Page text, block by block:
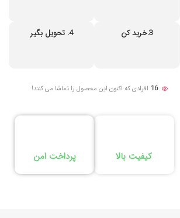
3.خرید کن 4. تحویل بگیر
16 افرادی که اکنون این محصول را تماشا می کنند!
کیفیت بالا پرداخت امن